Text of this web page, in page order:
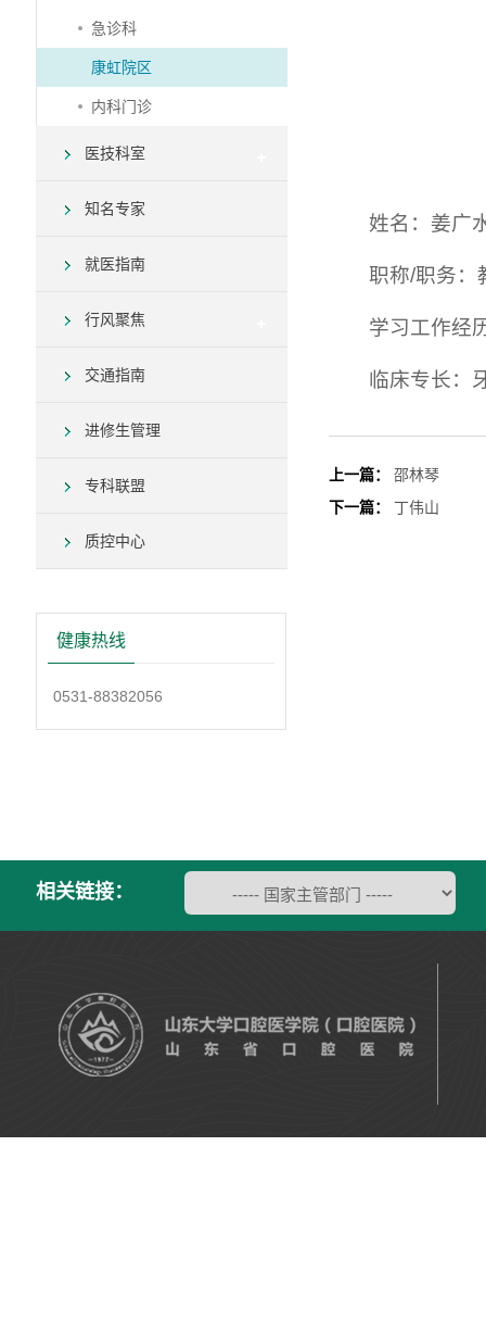
急诊科
康虹院区
内科门诊
医技科室
知名专家
就医指南
行风聚焦
交通指南
进修生管理
专科联盟
质控中心
健康热线
0531-88382056
姓名：姜广
职称/职务
学习工作经
临床专长：
上一篇：
邵林琴
下一篇：
丁伟山
相关链接：